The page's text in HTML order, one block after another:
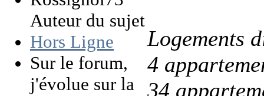
Auteur du sujet
Hors Ligne
Sur le forum,
j'évolue sur la
Logements
4
34